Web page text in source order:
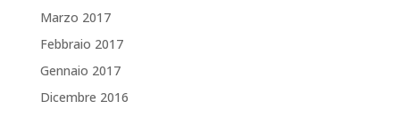
Marzo 2017
Febbraio 2017
Gennaio 2017
Dicembre 2016